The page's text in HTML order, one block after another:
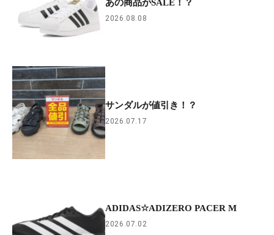
あの商品がSALE！？
2026.08.08
サンダルが値引き！？
2026.07.17
ADIDAS☆ADIZERO PACER M
2026.07.02